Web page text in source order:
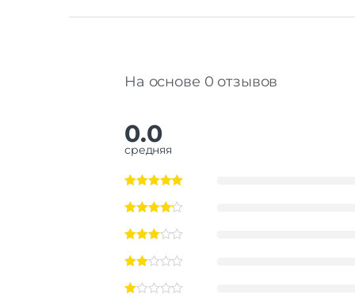
На основе 0 отзывов
0.0
средняя